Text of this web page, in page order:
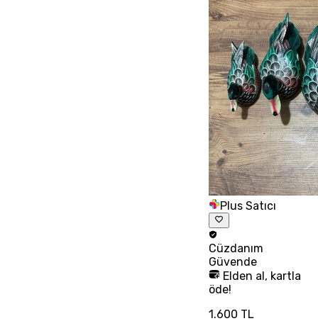
Plus Satıcı
Cüzdanım
Güvende
Elden al, kartla
öde!
1.600 TL